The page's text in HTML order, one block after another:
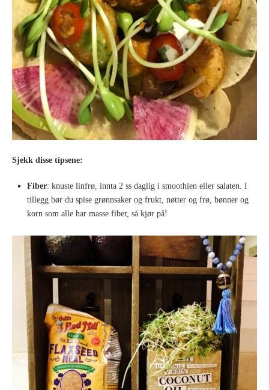
Sjekk disse tipsene:
Fiber: knuste linfrø, innta 2 ss daglig i smoothien eller salaten. I
tillegg bør du spise grønnsaker og frukt, nøtter og frø, bønner og
korn som alle har masse fiber, så kjør på!